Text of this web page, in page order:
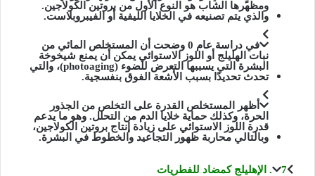
ومظهرها الشاب هو النوع الأول من بروتين الكولاجين.
والذي يتم تصنيعه في الخلايا الليفية أو الفيبروبلاست.
في دراسة عام 0 وضحت أن المستخلص المائي من
نبات الهليلج أو اللوز الاستوائي يمكن أن يمنع شيخوخة
البشرة التي يسببها التعرض للضوء (photoaging)، والتي
تحدث تحديدًا بسبب الأشعة الفوق بنفسجية.
أظهر المستخلص القدرة على التخلص من الجذور
الحرة، وكذلك حماية خلايا الدم من التحلل. وهو ما يدعم
قدرة اللوز الاستوائي على زيادة إنتاج بروتين الكولاجين،
وبالتالي محاربة ظهور التجاعيد والخطوط في البشرة.
7. الإهليلج كمضاد للفطريات